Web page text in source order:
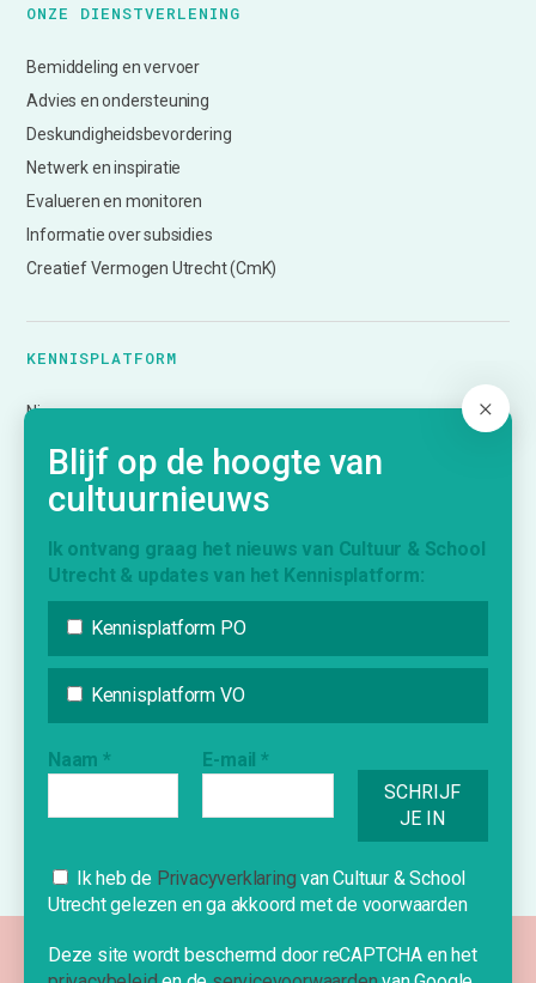
ONZE DIENSTVERLENING
Bemiddeling en vervoer
Advies en ondersteuning
Deskundigheidsbevordering
Netwerk en inspiratie
Evalueren en monitoren
Informatie over subsidies
Creatief Vermogen Utrecht (CmK)
KENNISPLATFORM
Nieuws
Agenda
Inspiratie
Vraag & Aanbod
Bijdrage indienen
Inschrijven nieuwsbrief
INFORMATIE
Over Cultuur & School Utrecht
Contact
©2026 Cultuur & School Utrecht
Cookies
Deze website gebruikt cookies om je
Blijf op de hoogte van
cultuurnieuws
Ik ontvang graag het nieuws van Cultuur & School
Utrecht & updates van het Kennisplatform:
Kennisplatform PO
Kennisplatform VO
Naam * E-mail *
Ik heb de Privacyverklaring van Cultuur & School
Utrecht gelezen en ga akkoord met de voorwaarden
Deze site wordt beschermd door reCAPTCHA en het